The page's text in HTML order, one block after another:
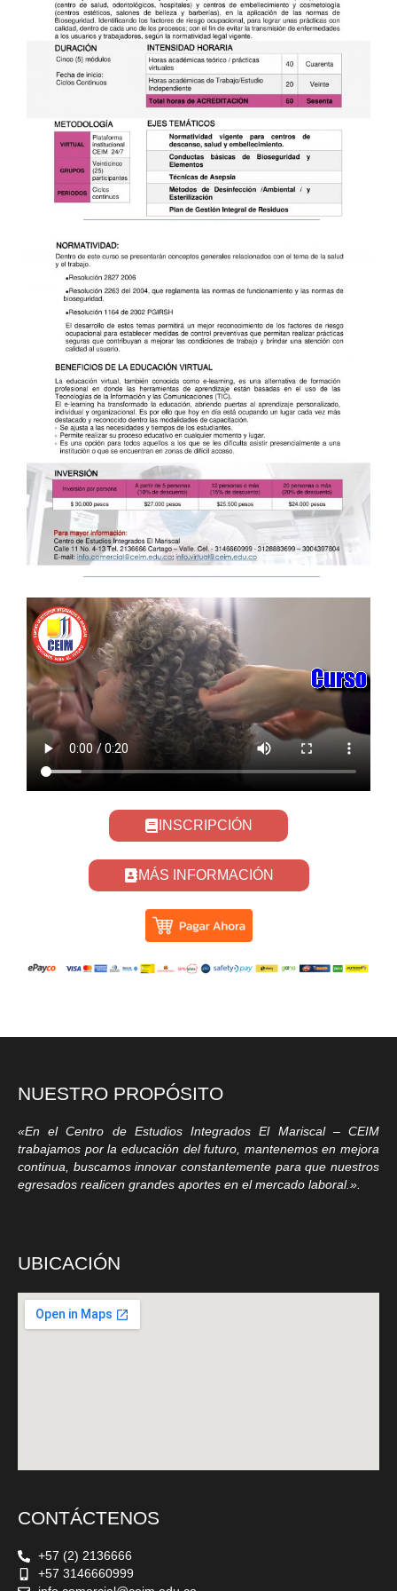
INSCRIPCIÓN
MÁS INFORMACIÓN
NUESTRO PROPÓSITO
«En el Centro de Estudios Integrados El Mariscal – CEIM
trabajamos por la educación del futuro, mantenemos en mejora
continua, buscamos innovar constantemente para que nuestros
egresados realicen grandes aportes en el mercado laboral.».
UBICACIÓN
CONTÁCTENOS
+57 (2) 2136666
+57 3146660999